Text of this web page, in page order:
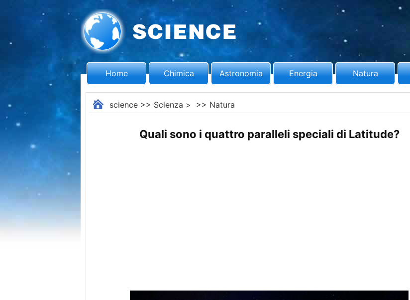
Home Chimica Astronomia Energia Natura
science>> Scienza > >> Natura
Quali sono i quattro paralleli speciali di Latitude?